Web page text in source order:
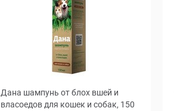
Дана шампунь от блох вшей и
власоедов для кошек и собак, 150